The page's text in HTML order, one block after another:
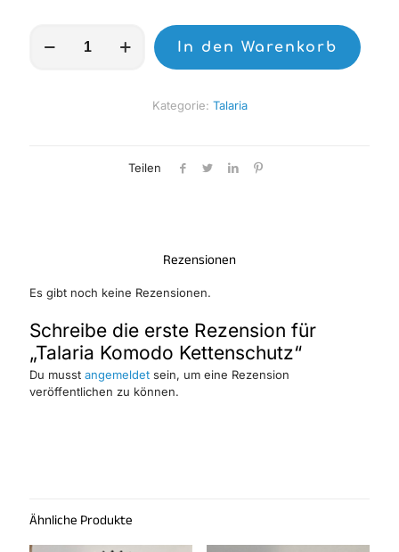
Komodo
In den Warenkorb
Kategorie: Talaria
Teilen
Rezensionen
Es gibt noch keine Rezensionen.
Schreibe die erste Rezension für
„Talaria Komodo Kettenschutz“
Du musst angemeldet sein, um eine Rezension
veröffentlichen zu können.
Ähnliche Produkte